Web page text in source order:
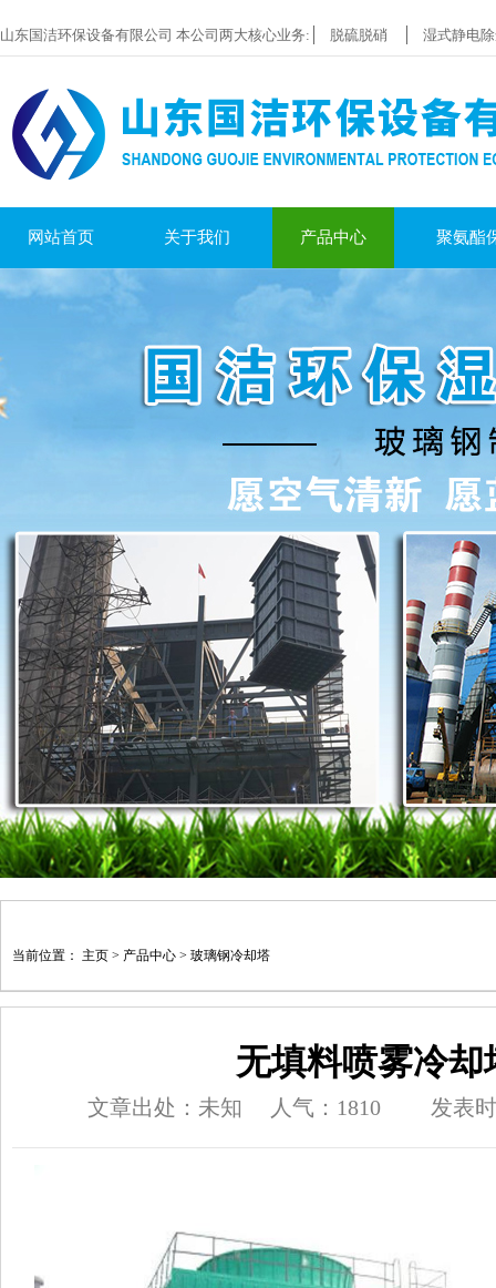
山东国洁环保设备有限公司 本公司两大核心业务: 脱硫脱硝 湿式静电
网站首页 关于我们 产品中心 聚氨酯
当前位置： 主页 > 产品中心 > 玻璃钢冷却塔
无填料喷雾冷却
文章出处：未知 人气：1810 发表